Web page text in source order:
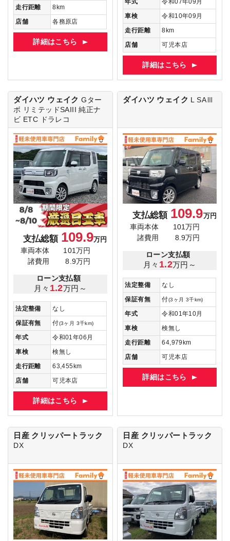
走行距離
8km
店舗
各務原店
詳細はこちら
年式
令和07年09月
車検
令和10年09月
走行距離
8km
店舗
可児本店
詳細はこちら
ダイハツ ウェイクGター
ボ リミテッドSAIII
純正ナ
ビ ETC ドラレコ
支払総額 109.9万円
車両本体
101万円
諸費用
8.9万円
ローン支払額
月々 1.2万円～
法定整備
なし
保証有無
付(3ヶ月 3千km)
年式
令和01年06月
車検
検無し
走行距離
63,455km
店舗
可児本店
詳細はこちら
ダイハツ ウェイク L SAⅢ
支払総額 109.9万円
車両本体
101万円
諸費用
8.9万円
ローン支払額
月々 1.2万円～
法定整備
なし
保証有無
付(3ヶ月 3千km)
年式
令和01年10月
車検
検無し
走行距離
64,979km
店舗
可児本店
詳細はこちら
日産 クリッパートラック
DX
日産 クリッパートラック
DX